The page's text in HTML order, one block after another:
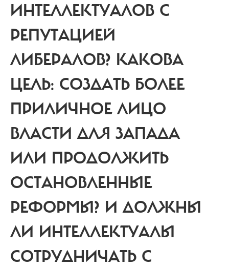
ИНТЕЛЛЕКТУАЛОВ С
РЕПУТАЦИЕЙ
ЛИБЕРАЛОВ? КАКОВА
ЦЕЛЬ: СОЗДАТЬ БОЛЕЕ
ПРИЛИЧНОЕ ЛИЦО
ВЛАСТИ ДЛЯ ЗАПАДА
ИЛИ ПРОДОЛЖИТЬ
ОСТАНОВЛЕННЫЕ
РЕФОРМЫ? И ДОЛЖНЫ
ЛИ ИНТЕЛЛЕКТУАЛЫ
СОТРУДНИЧАТЬ С